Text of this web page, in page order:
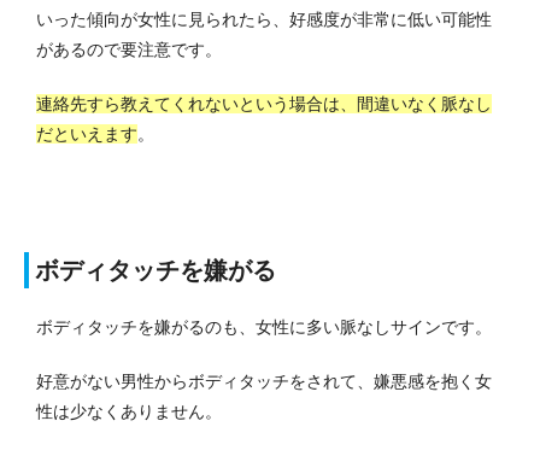
いった傾向が女性に見られたら、好感度が非常に低い可能性
があるので要注意です。
連絡先すら教えてくれないという場合は、間違いなく脈なし
だといえます。
ボディタッチを嫌がる
ボディタッチを嫌がるのも、女性に多い脈なしサインです。
好意がない男性からボディタッチをされて、嫌悪感を抱く女
性は少なくありません。